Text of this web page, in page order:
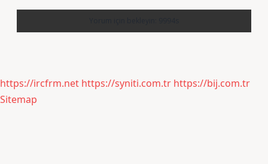
https://ircfrm.net https://syniti.com.tr https://bij.com.tr
Sitemap